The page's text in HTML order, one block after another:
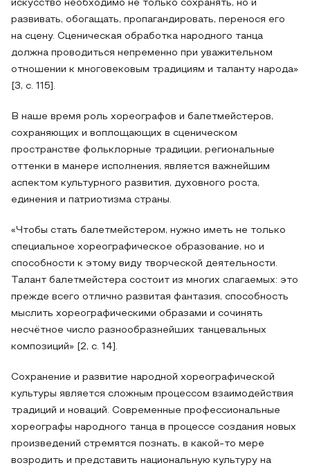
искусство необходимо не только сохранять, но и
развивать, обогащать, пропагандировать, перенося его
на сцену. Сценическая обработка народного танца
должна проводиться непременно при уважительном
отношении к многовековым традициям и таланту народа»
[3, с. 115].
В наше время роль хореографов и балетмейстеров,
сохраняющих и воплощающих в сценическом
пространстве фольклорные традиции, региональные
оттенки в манере исполнения, является важнейшим
аспектом культурного развития, духовного роста,
единения и патриотизма страны.
«Чтобы стать балетмейстером, нужно иметь не только
специальное хореографическое образование, но и
способности к этому виду творческой деятельности.
Талант балетмейстера состоит из многих слагаемых: это
прежде всего отлично развитая фантазия, способность
мыслить хореографическими образами и сочинять
несчётное число разнообразнейших танцевальных
композиций» [2, с. 14].
Сохранение и развитие народной хореографической
культуры является сложным процессом взаимодействия
традиций и новаций. Современные профессиональные
хореографы народного танца в процессе создания новых
произведений стремятся познать, в какой-то мере
возродить и представить национальную культуру на